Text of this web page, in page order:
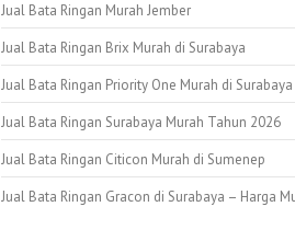
Jual Bata Ringan Murah Jember
Jual Bata Ringan Brix Murah di Surabaya
Jual Bata Ringan Priority One Murah di Surabaya
Jual Bata Ringan Surabaya Murah Tahun 2026
Jual Bata Ringan Citicon Murah di Sumenep
Jual Bata Ringan Gracon di Surabaya – Harga